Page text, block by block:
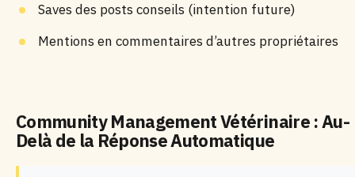
Saves des posts conseils (intention future)
Mentions en commentaires d’autres propriétaires
Community Management Vétérinaire : Au-
Delà de la Réponse Automatique